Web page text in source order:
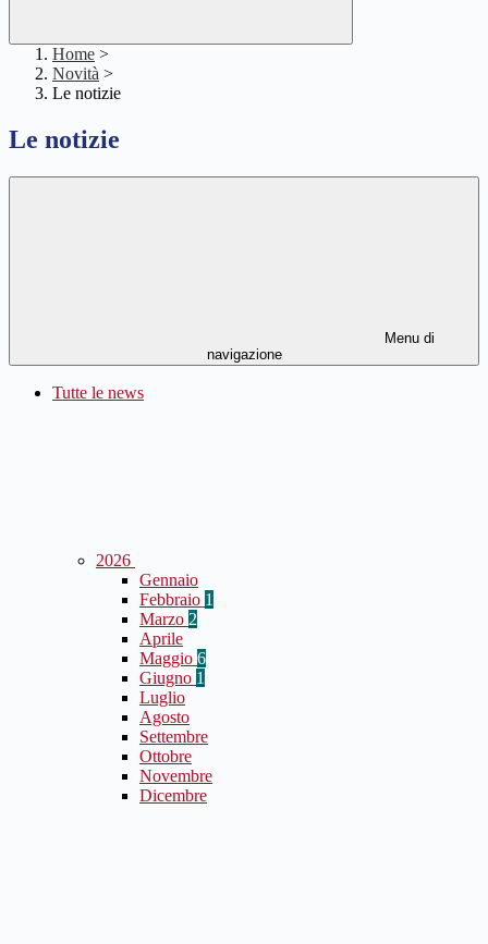
Home >
Novità >
Le notizie
Le notizie
Menu di
navigazione
Tutte le news
2026
Gennaio
Febbraio 1
Marzo 2
Aprile
Maggio 6
Giugno 1
Luglio
Agosto
Settembre
Ottobre
Novembre
Dicembre